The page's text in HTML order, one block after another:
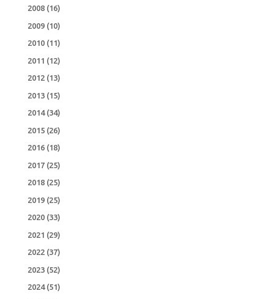
2008(16)
2009(10)
2010(11)
2011 (12)
2012(13)
2013(15)
2014(34)
2015(26)
2016(18)
2017(25)
2018(25)
2019(25)
2020(33)
2021 (29)
2022(37)
2023(52)
2024(51)